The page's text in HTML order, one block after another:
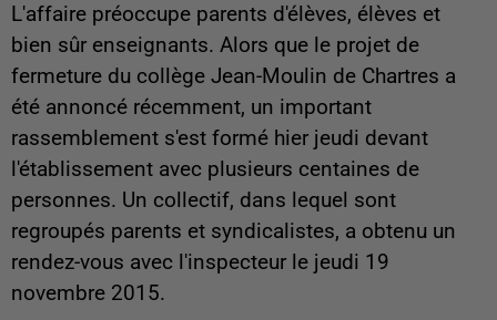
L'affaire préoccupe parents d'élèves, élèves et
bien sûr enseignants. Alors que le projet de
fermeture du collège Jean-Moulin de Chartres a
été annoncé récemment, un important
rassemblement s'est formé hier jeudi devant
l'établissement avec plusieurs centaines de
personnes. Un collectif, dans lequel sont
regroupés parents et syndicalistes, a obtenu un
rendez-vous avec l'inspecteur le jeudi 19
novembre 2015.